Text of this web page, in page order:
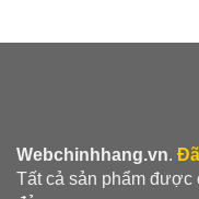
Webchinhhang.vn.
Tất cả sản phẩm được